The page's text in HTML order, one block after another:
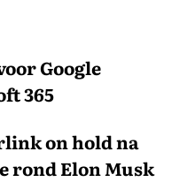
Google
365
on hold na
rond Elon Musk